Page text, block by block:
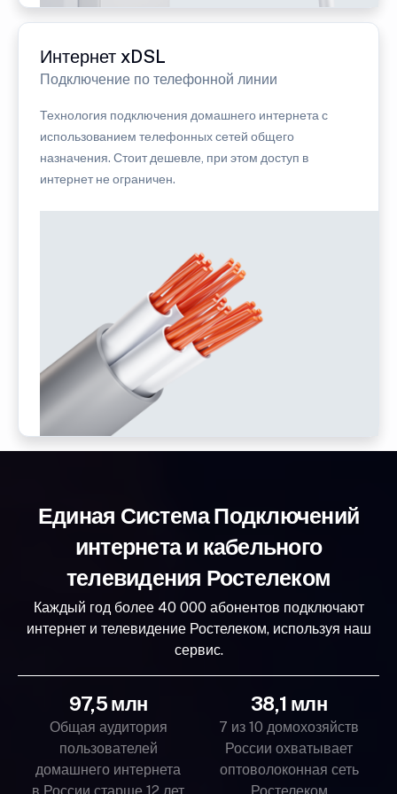
Интернет xDSL
Подключение по телефонной линии
Технология подключения домашнего интернета с
использованием телефонных сетей общего
назначения. Стоит дешевле, при этом доступ в
интернет не ограничен.
Единая Система Подключений
интернета и кабельного
телевидения Ростелеком
Каждый год более 40 000 абонентов подключают
интернет и телевидение Ростелеком, используя наш
сервис.
97,5 млн
Общая аудитория
пользователей
домашнего интернета
38,1 млн
7 из 10 домохозяйств
России охватывает
оптоволоконная сеть